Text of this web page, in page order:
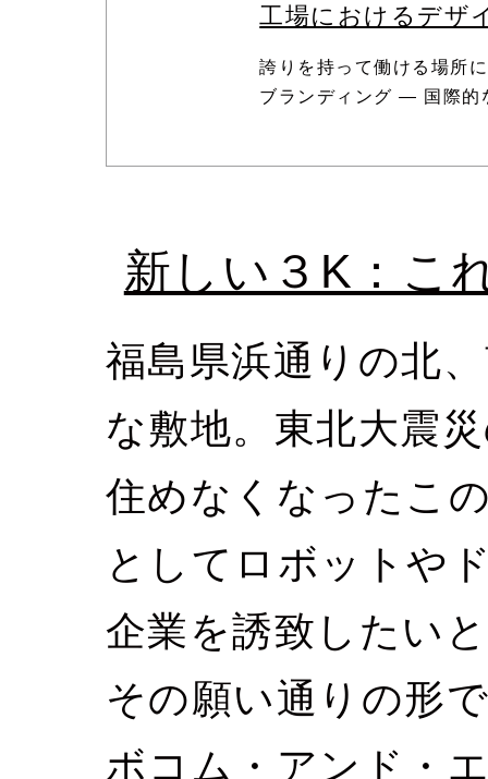
工場におけるデザ
誇りを持って働ける場所
ブランディング ― 国際的
新しい３K：こ
福島県浜通りの北
な敷地。東北大震
住めなくなったこ
としてロボットや
企業を誘致したい
その願い通りの形
ボコム・アンド・